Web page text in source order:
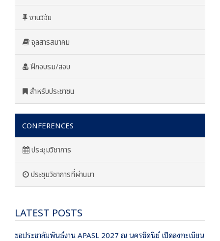
งานวิจัย
จุลสารสมาคม
ฝึกอบรม/สอบ
สำหรับประชาชน
CONFERENCES
ประชุมวิชาการ
ประชุมวิชาการที่ผ่านมา
LATEST POSTS
ขอประชาสัมพันธ์งาน APASL 2027 ณ นครซิดนีย์ เปิดลงทะเบียน